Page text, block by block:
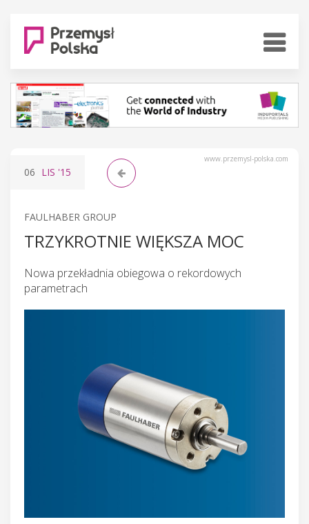
www.przemysl-polska.com
06 LIS '15
FAULHABER GROUP
TRZYKROTNIE WIĘKSZA MOC
Nowa przekładnia obiegowa o rekordowych
parametrach